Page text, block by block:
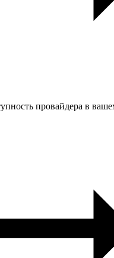
провайдера в